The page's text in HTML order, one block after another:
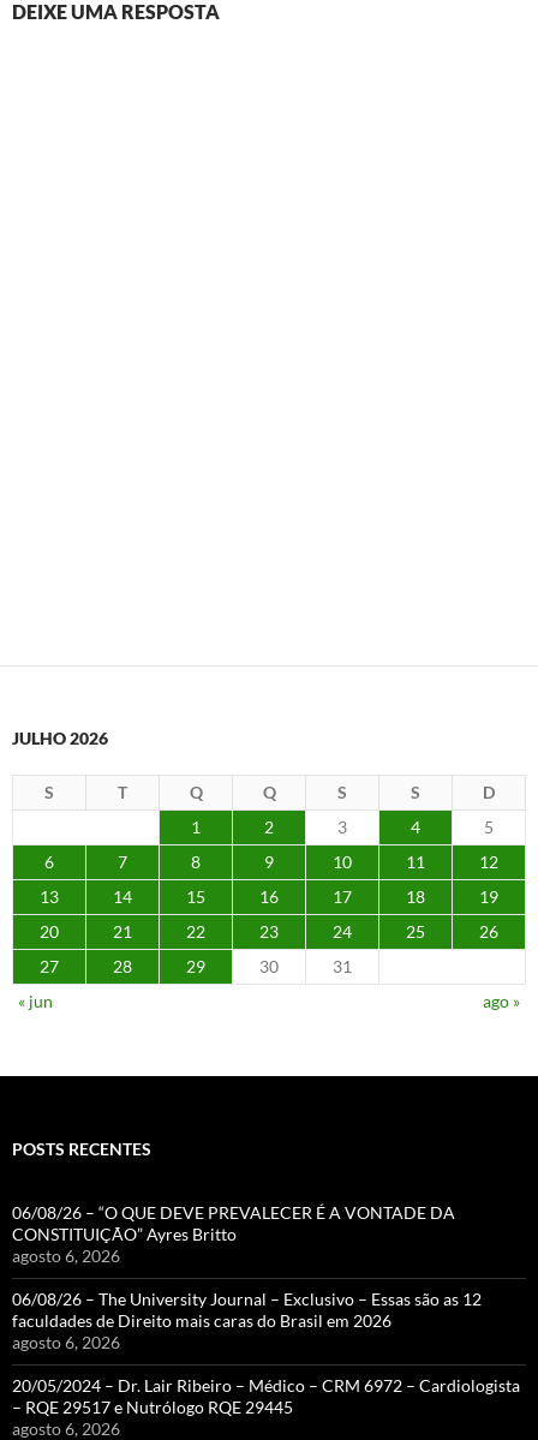
DEIXE UMA RESPOSTA
JULHO 2026
S T Q Q S S
D
1
2 3 4
5
6
7 8 9 10 11
12
13
14 15 16 17 18
19
20
21 22 23 24 25
26
27
28 29 30
31
« jun
ago »
POSTS RECENTES
06/08/26 – “O QUE DEVE PREVALECER É A VONTADE DA
CONSTITUIÇÃO” Ayres Britto
agosto 6, 2026
06/08/26 – The University Journal – Exclusivo – Essas são as 12
faculdades de Direito mais caras do Brasil em 2026
agosto 6, 2026
20/05/2024 – Dr. Lair Ribeiro – Médico – CRM 6972 – Cardiologista
– RQE 29517 e Nutrólogo RQE 29445
agosto 6, 2026